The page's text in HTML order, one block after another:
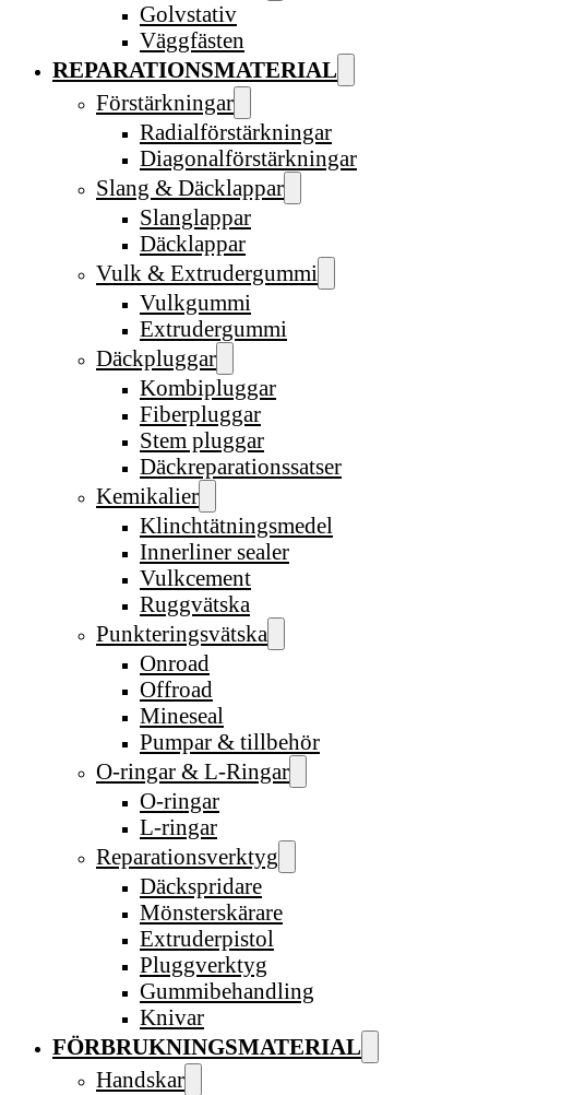
Golvstativ
Väggfästen
REPARATIONSMATERIAL
Förstärkningar
Radialförstärkningar
Diagonalförstärkningar
Slang & Däcklappar
Slanglappar
Däcklappar
Vulk & Extrudergummi
Vulkgummi
Extrudergummi
Däckpluggar
Kombipluggar
Fiberpluggar
Stem pluggar
Däckreparationssatser
Kemikalier
Klinchtätningsmedel
Innerliner sealer
Vulkcement
Ruggvätska
Punkteringsvätska
Onroad
Offroad
Mineseal
Pumpar & tillbehör
O-ringar & L-Ringar
O-ringar
L-ringar
Reparationsverktyg
Däckspridare
Mönsterskärare
Extruderpistol
Pluggverktyg
Gummibehandling
Knivar
FÖRBRUKNINGSMATERIAL
Handskar